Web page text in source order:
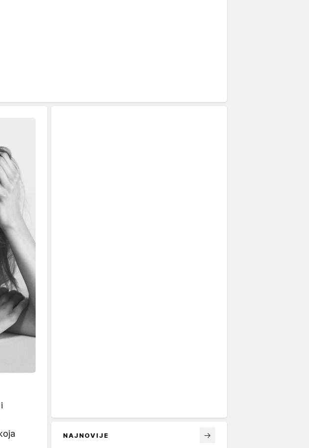
NAJNOVIJE